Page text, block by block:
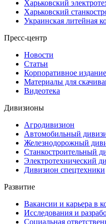
Харьковский
Харьковский
Украинская литейная
Пресс-центр
Новости
Статьи
Корпоративное издание
Материалы для
Видеотека
Дивизионы
Агродивизион
Автомобильный
Железнодорожный
Станкостроительный
Электротехнический
Дивизион спецтехники
Развитие
Вакансии и карьера в
Исследования и
Социальная